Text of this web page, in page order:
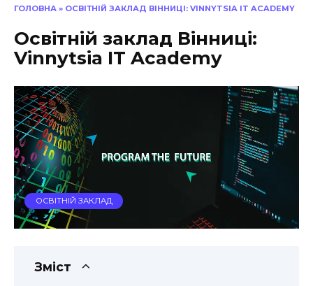
ГОЛОВНА » ОСВІТНІЙ ЗАКЛАД ВІННИЦІ: VINNYTSIA IT ACADEMY
Освітній заклад Вінниці:
Vinnytsia IT Academy
ОСВІТНІЙ ЗАКЛАД
Зміст